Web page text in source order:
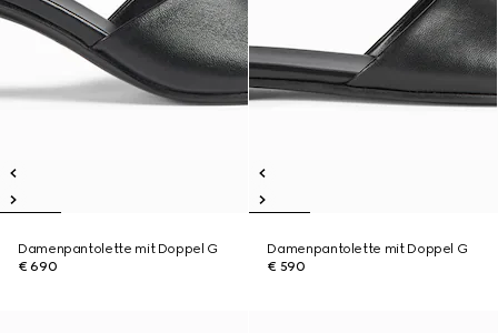
Damenpantolette mit Doppel G
€ 690
Damenpantolette mit Doppel G
€ 590